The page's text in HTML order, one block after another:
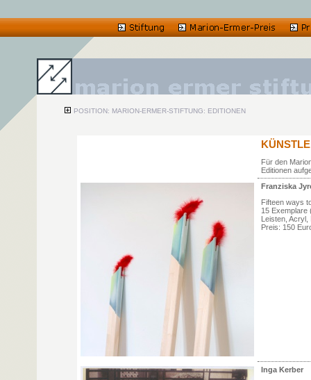
POSITION: MARION-ERMER-STIFTUNG: EDITIONEN
Für den
Editionen
Franziska
Fifteen ways
15 Exemplare
Leisten,
Preis: 150
Inga Kerber